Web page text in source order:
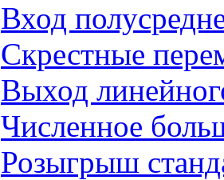
Вход
Скрестные
Выход
Численное
Розыгрыш